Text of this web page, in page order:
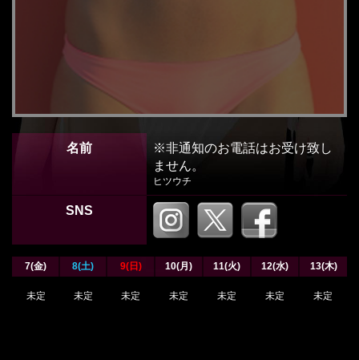
名前
※非通知のお電話はお受け致し
ません。
ヒツウチ
SNS
7(金) 8(土) 9(日) 10(月) 11(火) 12(水) 13(木)
未定 未定 未定 未定 未定 未定 未定